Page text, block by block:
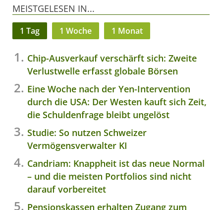
MEISTGELESEN IN...
1 Tag 1 Woche 1 Monat
Chip-Ausverkauf verschärft sich: Zweite
Verlustwelle erfasst globale Börsen
Eine Woche nach der Yen-Intervention
durch die USA: Der Westen kauft sich Zeit,
die Schuldenfrage bleibt ungelöst
Studie: So nutzen Schweizer
Vermögensverwalter KI
Candriam: Knappheit ist das neue Normal
– und die meisten Portfolios sind nicht
darauf vorbereitet
Pensionskassen erhalten Zugang zum